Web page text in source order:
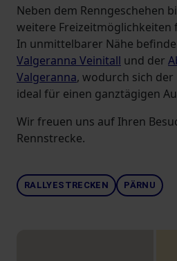
Neben dem Renngeschehen
weitere Freizeitmöglichkeiten
In unmittelbarer Nähe
Valgeranna Veinitall und der
Valgeranna, wodurch sich der
ideal für einen ganztägigen
Wir freuen uns auf Ihren
Rennstrecke.
RALLYESTRECKEN PÄRNU